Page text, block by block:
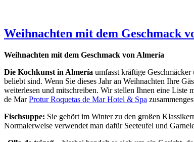
Weihnachten mit dem Geschmack
Weihnachten mit dem Geschmack von Almería
Die Kochkunst in Almería umfasst kräftige
beliebt sind. Wenn Sie dieses Jahr an Weihnachten Ihre
weiterlesen und mitschreiben. Wir stellen Ihnen eine Liste
de MarProtur Roquetas de Mar Hotel & Spa
Fischsuppe: Sie gehört im Winter zu den großen
Normalerweise verwendet man dafür Seeteufel und